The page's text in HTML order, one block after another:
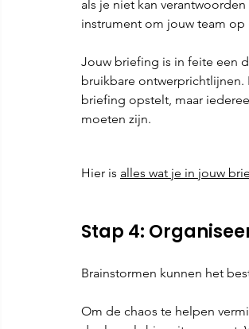
als je niet kan
instrument om jouw team
Jouw briefing is in feite een
bruikbare
briefing opstelt, maar
moeten zijn.
Hier is alles wat je in jouw
Stap 4:
Brainstormen kunnen het
Om de chaos te helpen